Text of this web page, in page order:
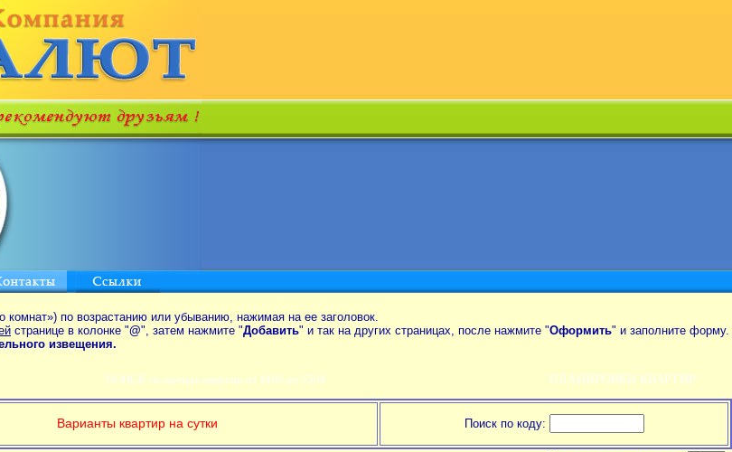
по возрастанию или убыванию, нажимая на ее заголовок.
странице в колонке "@", затем нажмите "Добавить" и так на других страницах, после нажмите "Оформить" и заполните форму.
извещения.
ПОИСК по аренде квартир от MIN до 550$ ПЛАНИРОВКИ КВАРТИР
Варианты квартир на сутки Поиск по коду: